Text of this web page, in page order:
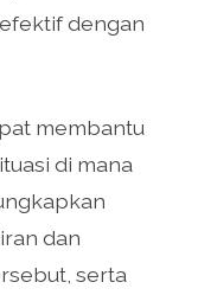
dengan
membantu
di mana
dan
serta